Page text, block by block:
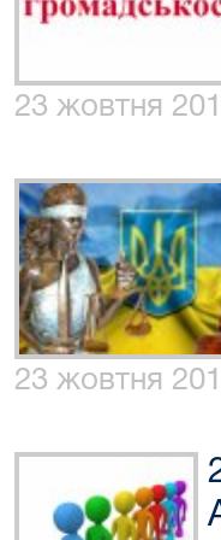
23 жовтня
23 жовтня